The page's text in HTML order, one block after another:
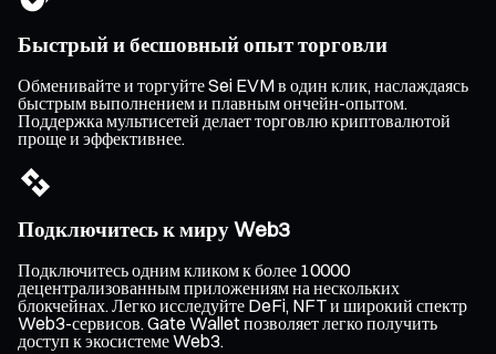
Быстрый и бесшовный опыт торговли
Обменивайте и торгуйте Sei EVM в один клик, наслаждаясь
быстрым выполнением и плавным ончейн-опытом.
Поддержка мультисетей делает торговлю криптовалютой
проще и эффективнее.
Подключитесь к миру Web3
Подключитесь одним кликом к более 10000
децентрализованным приложениям на нескольких
блокчейнах. Легко исследуйте DeFi, NFT и широкий спектр
Web3-сервисов. Gate Wallet позволяет легко получить
доступ к экосистеме Web3.